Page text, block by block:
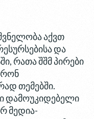
აქვთ
და
რათა შშმ პირები
თემებში.
დამოუკიდებელი
მედია-